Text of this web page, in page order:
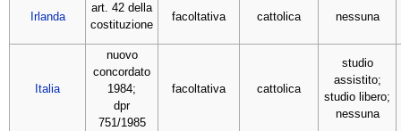
Irlanda
art. 42 della
costituzione
facoltativa cattolica nessuna
Italia
nuovo
concordato
1984;
dpr
751/1985
facoltativa cattolica
studio
assistito;
studio libero;
nessuna